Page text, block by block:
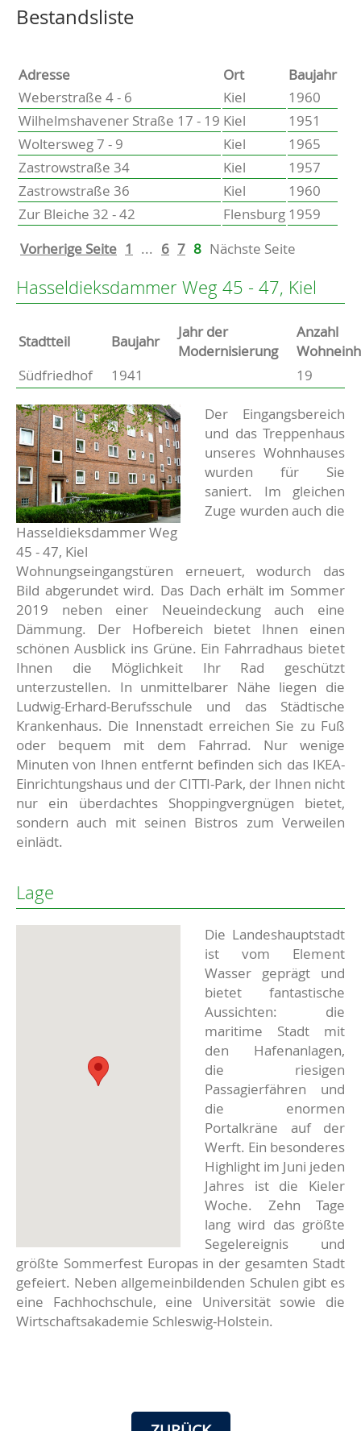
Heikendorf
Kronshagen
Schwentinental
Preetz
Heide
Bordesholm
Elmshorn
Wählen Sie einen Ort, um zur entsprechenden Seite
Bestandsliste
Adresse Ort
Baujahr
Weberstraße 4 - 6
Kiel
1960
Wilhelmshavener Straße 17 - 19 Kiel
1951
Woltersweg 7 - 9
Kiel
1965
Zastrowstraße 34
Kiel
1957
Zastrowstraße 36
Kiel
1960
Zur Bleiche 32 - 42
Flensburg 1959
Vorherige Seite 1 ... 6 7 8 Nächste Seite
Hasseldieksdammer Weg 45 - 47, Kiel
Stammdaten
Basisdaten zur Immobilie
Stadtteil Baujahr
Jahr der
Modernisierung
Anzahl
Südfriedhof
1941 19
Hasseldieksdammer Weg
45 - 47, Kiel
Beschreibung
Der Eingangsbereich
und das Treppenhaus
unseres Wohnhauses
wurden für Sie
saniert. Im gleichen
Zuge wurden auch die
Wohnungseingangstüren erneuert, wodurch das
Bild abgerundet wird. Das Dach erhält im Sommer
2019 neben einer Neueindeckung auch eine
Dämmung. Der Hofbereich bietet Ihnen einen
schönen Ausblick ins Grüne. Ein Fahrradhaus bietet
Ihnen die Möglichkeit Ihr Rad geschützt
unterzustellen. In unmittelbarer Nähe liegen die
Ludwig-Erhard-Berufsschule und das Städtische
Krankenhaus. Die Innenstadt erreichen Sie zu Fuß
oder bequem mit dem Fahrrad. Nur wenige
Minuten von Ihnen entfernt befinden sich das IKEA-
Einrichtungshaus und der CITTI-Park, der Ihnen nicht
nur ein überdachtes Shoppingvergnügen bietet,
sondern auch mit seinen Bistros zum Verweilen
einlädt.
Lage
Die Landeshauptstadt
ist vom Element
Wasser geprägt und
bietet fantastische
Aussichten: die
maritime Stadt mit
den Hafenanlagen,
die riesigen
Passagierfähren und
die enormen
Portalkräne auf der
Werft. Ein besonderes
Highlight im Juni jeden
Jahres ist die Kieler
Woche. Zehn Tage
lang wird das größte
Segelereignis und
größte Sommerfest Europas in der gesamten Stadt
gefeiert. Neben allgemeinbildenden Schulen gibt es
eine Fachhochschule, eine Universität sowie die
Wirtschaftsakademie Schleswig-Holstein.